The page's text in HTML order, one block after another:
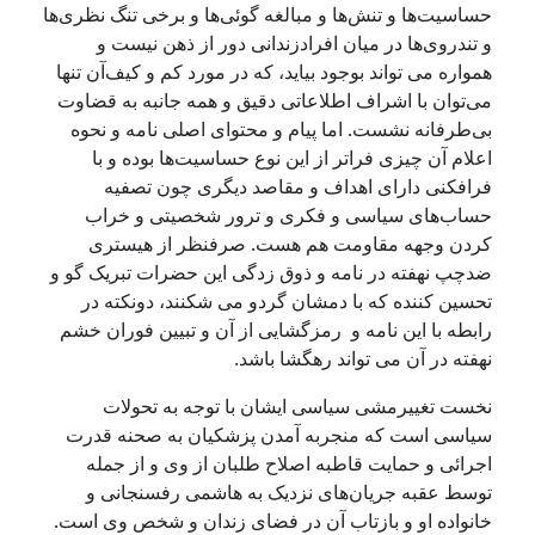
و تنش‌ها و مبالغه گوئی‌ها و برخی تنگ نظری‌ها
تندروی‌ها در میان‌ افرادزندانی دور از ذهن نیست و
می تواند بوجود بیاید، که در مورد کم و کیف‌آن تنها
با اشراف اطلاعاتی دقیق و همه جانبه به قضاوت
نشست. اما پیام و محتوای اصلی نامه و نحوه
آن چیزی فراتر از این نوع حساسیت‌ها بوده و با
دارای اهداف و مقاصد دیگری چون تصفیه
سیاسی و فکری و ترور شخصیتی و خراب
وجهه مقاومت هم هست. صرفنظر از هیستری
نهفته در نامه و ذوق زدگی این حضرات تبریک ‌گو و
کننده که با دمشان گردو می شکنند، دونکته در
با این نامه و رمزگشایی از آن و تبیین فوران خشم
در آن می تواند رهگشا باشد.
تغییرمشی سیاسی ایشان با توجه به تحولات
است که منجربه آمدن پزشکیان به صحنه قدرت
و حمایت قاطبه اصلاح طلبان از وی و از جمله
عقبه جریان‌های نزدیک به هاشمی رفسنجانی و
او و بازتاب آن در فضای زندان و شخص وی است.